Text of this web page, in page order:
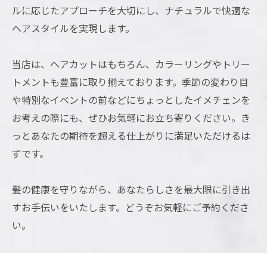
ルに応じたアプローチを大切にし、ナチュラルで快適な
ヘアスタイルを実現します。
当店は、ヘアカットはもちろん、カラーリングやトリー
トメントも豊富に取り揃えております。季節の変わり目
や特別なイベントの前などにちょっとしたイメチェンを
お考えの際にも、ぜひお気軽にお立ち寄りください。き
っとあなたの期待を超える仕上がりに満足いただけるは
ずです。
髪の健康を守りながら、あなたらしさを最大限に引き出
すお手伝いをいたします。どうぞお気軽にご予約くださ
い。